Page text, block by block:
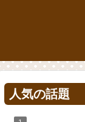
人気の話題